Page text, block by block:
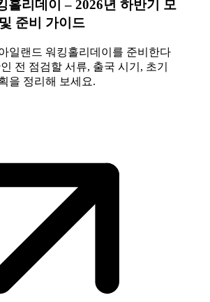
홀리데이 – 2026년 하반기 모
준비 가이드
일랜드 워킹홀리데이를 준비한다
전 점검할 서류, 출국 시기, 초기
을 정리해 보세요.